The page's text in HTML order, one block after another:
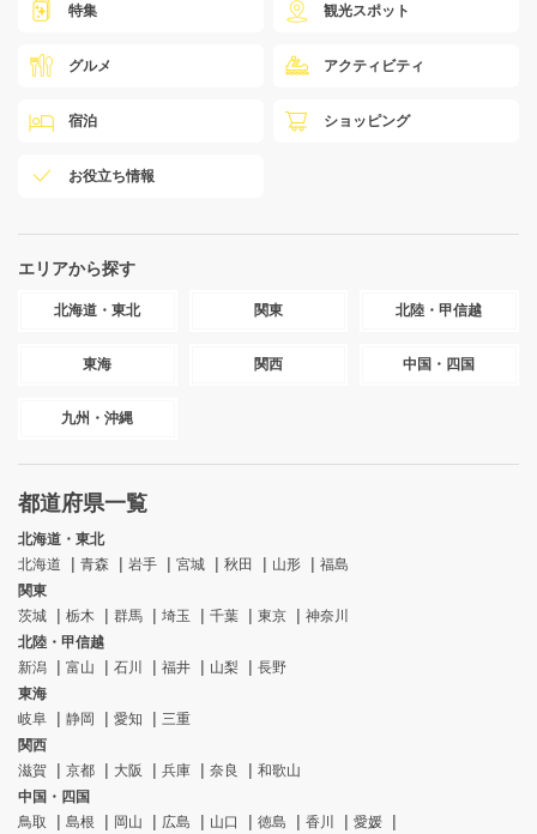
特集 観光スポット
グルメ アクティビティ
宿泊 ショッピング
お役立ち情報
エリアから探す
北海道・東北 関東 北陸・甲信越
東海 関西 中国・四国
九州・沖縄
都道府県一覧
北海道・東北
北海道
青森 岩手 宮城 秋田 山形
福島
関東
茨城
栃木 群馬 埼玉 千葉 東京
神奈川
北陸・甲信越
新潟
富山 石川 福井 山梨
長野
東海
岐阜
静岡 愛知
三重
関西
滋賀
京都 大阪 兵庫 奈良
和歌山
中国・四国
鳥取
島根 岡山 広島 山口 徳島 香川
愛媛